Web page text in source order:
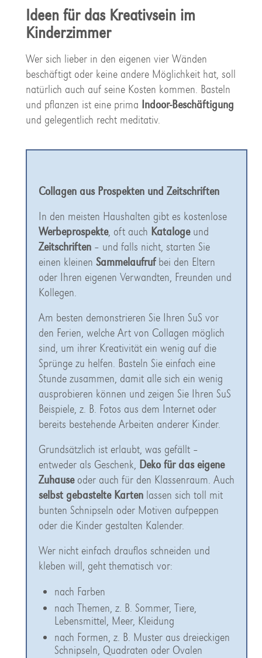
Ideen für das Kreativsein im
Kinderzimmer
Wer sich lieber in den eigenen vier Wänden
beschäftigt oder keine andere Möglichkeit hat, soll
natürlich auch auf seine Kosten kommen. Basteln
und pflanzen ist eine prima Indoor-Beschäftigung
und gelegentlich recht meditativ.
Collagen aus Prospekten und Zeitschriften
In den meisten Haushalten gibt es kostenlose
Werbeprospekte, oft auch Katalogeund
Zeitschriften– und falls nicht, starten Sie
einen kleinen Sammelaufrufbei den Eltern
oder Ihren eigenen Verwandten, Freunden und
Kollegen.
Am besten demonstrieren Sie Ihren SuS vor
den Ferien, welche Art von Collagen möglich
sind, um ihrer Kreativität ein wenig auf die
Sprünge zu helfen. Basteln Sie einfach eine
Stunde zusammen, damit alle sich ein wenig
ausprobieren können und zeigen Sie Ihren SuS
Beispiele, z. B. Fotos aus dem Internet oder
bereits bestehende Arbeiten anderer Kinder.
Grundsätzlich ist erlaubt, was gefällt –
entweder als Geschenk, Deko für das eigene
Zuhauseoder auch für den Klassenraum. Auch
selbst gebastelte Kartenlassen sich toll mit
bunten Schnipseln oder Motiven aufpeppen
oder die Kinder gestalten Kalender.
Wer nicht einfach drauflos schneiden und
kleben will, geht thematisch vor:
nach Farben
nach Themen, z. B. Sommer, Tiere,
Lebensmittel, Meer, Kleidung
nach Formen, z. B. Muster aus dreieckigen
Schnipseln, Quadraten oder Ovalen